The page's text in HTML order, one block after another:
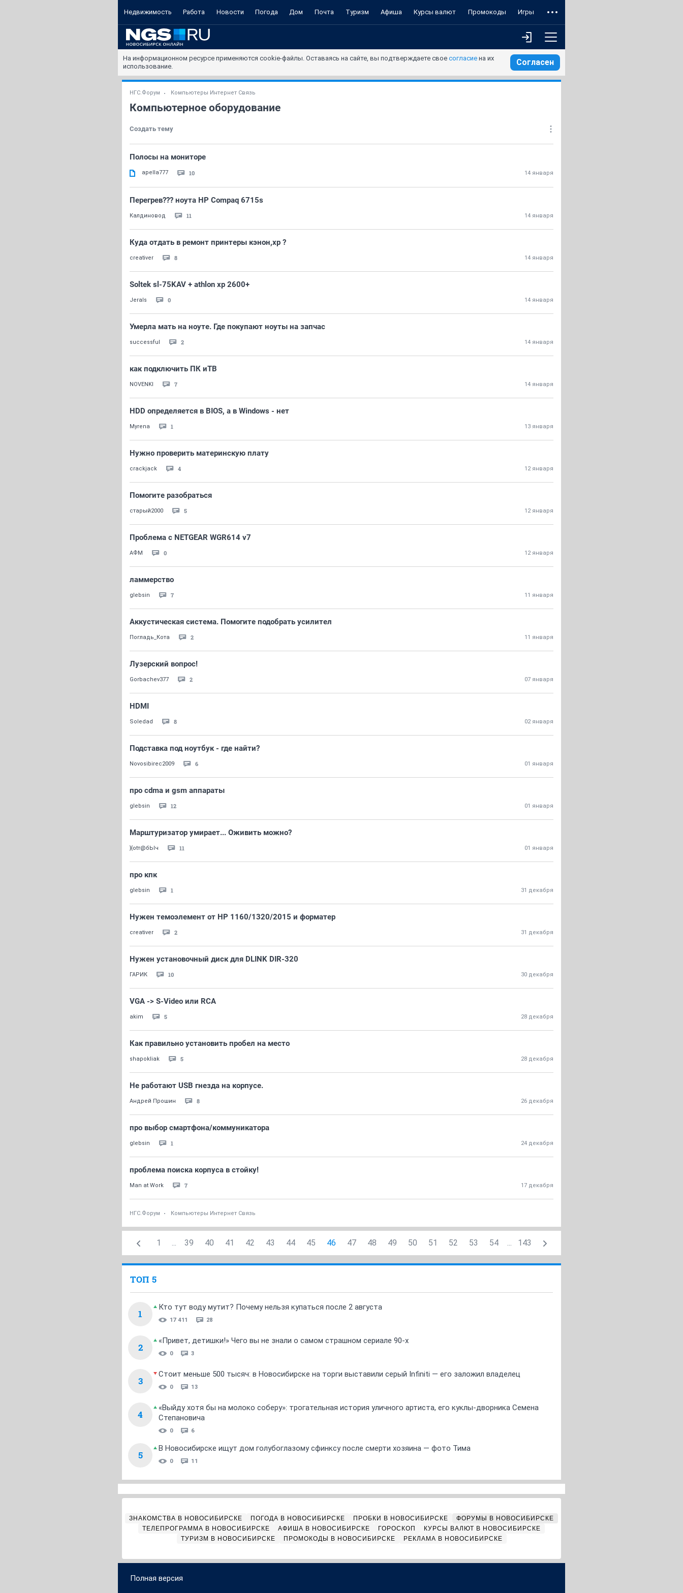
Недвижимость Работа Новости Погода Дом Почта Туризм Афиша Курсы валют Промокоды Игры
На информационном ресурсе применяются cookie-файлы. Оставаясь на сайте, вы подтверждаете свое согласие на их
использование.
Согласен
НГС.Форум Компьютеры Интернет Связь
Компьютерное оборудование
Создать тему
Полосы на мониторе
apella777 10 14 января
Перегрев??? ноута НР Compaq 6715s
Калдиновод 11 14 января
Куда отдать в ремонт принтеры кэнон,хр ?
creativer 8 14 января
Soltek sl-75KAV + athlon xp 2600+
Jerals 0 14 января
Умерла мать на ноуте. Где покупают ноуты на запчас
successful 2 14 января
как подключить ПК иТВ
NOVENKI 7 14 января
HDD определяется в BIOS, а в Windows - нет
Myrena 1 13 января
Нужно проверить материнскую плату
crackjack 4 12 января
Помогите разобраться
старый2000 5 12 января
Проблема с NETGEAR WGR614 v7
АФМ 0 12 января
ламмерство
glebsin 7 11 января
Аккустическая система. Помогите подобрать усилител
Погладь_Кота 2 11 января
Лузерский вопрос!
Gorbachev377 2 07 января
HDMI
Soledad 8 02 января
Подставка под ноутбук - где найти?
Novosibirec2009 6 01 января
про cdma и gsm аппараты
glebsin 12 01 января
Марштуризатор умирает... Оживить можно?
}{otт@бЬlч 11 01 января
про кпк
glebsin 1 31 декабря
Нужен темоэлемент от HP 1160/1320/2015 и форматер
creativer 2 31 декабря
Нужен установочный диск для DLINK DIR-320
ГАРИК 10 30 декабря
VGA -> S-Video или RCA
akim 5 28 декабря
Как правильно установить пробел на место
shapokliak 5 28 декабря
Не работают USB гнезда на корпусе.
Андрей Прошин 8 26 декабря
про выбор смартфона/коммуникатора
glebsin 1 24 декабря
проблема поиска корпуса в стойку!
Man at Work 7 17 декабря
НГС.Форум Компьютеры Интернет Связь
1 ... 39 40 41 42 43 44 45 46 47 48 49 50 51 52 53 54 ... 143
ТОП 5
1
Кто тут воду мутит? Почему нельзя купаться после 2 августа
17 411 28
2
«Привет, детишки!» Чего вы не знали о самом страшном сериале 90-х
0 3
3
Стоит меньше 500 тысяч: в Новосибирске на торги выставили серый Infiniti — его заложил владелец
0 13
4
«Выйду хотя бы на молоко соберу»: трогательная история уличного артиста, его куклы-дворника Семена
Степановича
0 6
5
В Новосибирске ищут дом голубоглазому сфинксу после смерти хозяина — фото Тима
0 11
ЗНАКОМСТВА В НОВОСИБИРСКЕ ПОГОДА В НОВОСИБИРСКЕ ПРОБКИ В НОВОСИБИРСКЕ
ФОРУМЫ В НОВОСИБИРСКЕ
ТЕЛЕПРОГРАММА В НОВОСИБИРСКЕ
АФИША В НОВОСИБИРСКЕ ГОРОСКОП
КУРСЫ ВАЛЮТ В НОВОСИБИРСКЕ
ТУРИЗМ В НОВОСИБИРСКЕ
ПРОМОКОДЫ В НОВОСИБИРСКЕ РЕКЛАМА В НОВОСИБИРСКЕ
Полная версия